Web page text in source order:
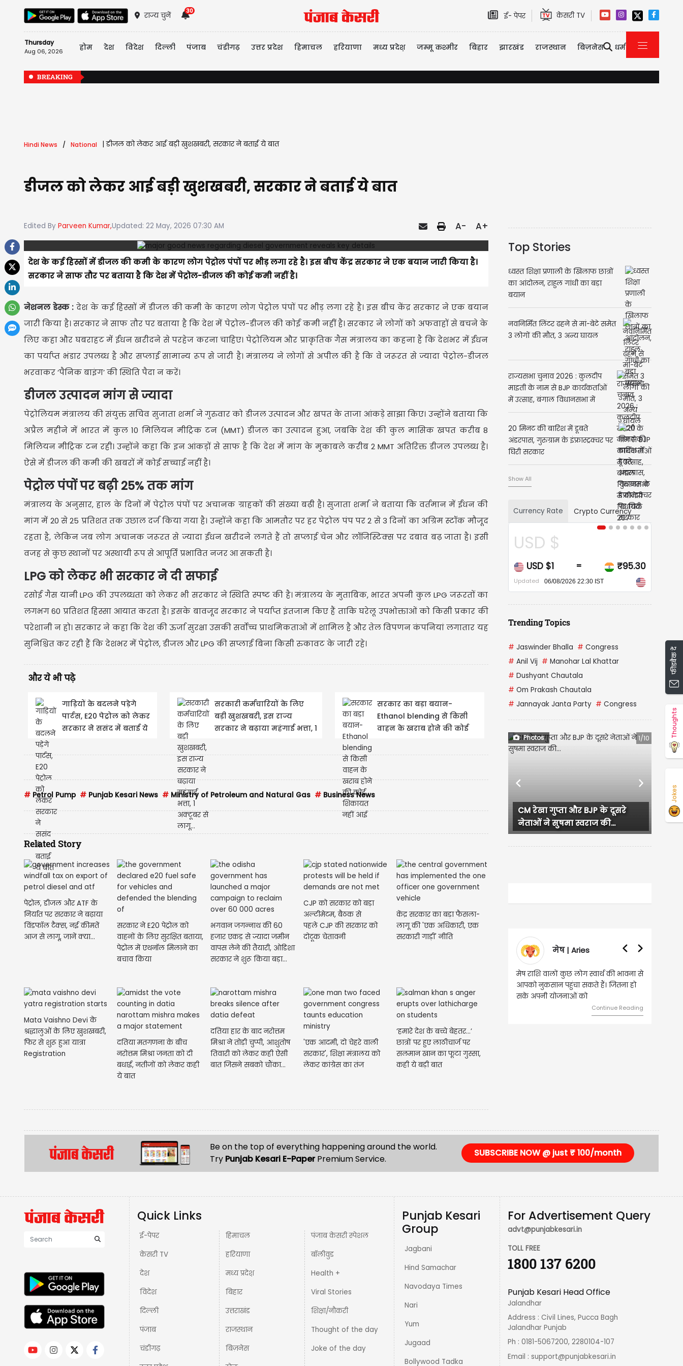
राज्य चुनें
30
ई- पेपर केसरी TV
Thursday
Aug 06, 2026 होम देश विदेश दिल्ली पंजाब चंडीगढ़ उत्तर प्रदेश हिमाचल हरियाणा मध्य प्रदेश़ जम्मू कश्मीर बिहार झारखंड राजस्थान बिज़नेस धर्म
BREAKING
Hindi News National |डीजल को लेकर आई बड़ी खुशखबरी, सरकार ने बताई ये बात
डीजल को लेकर आई बड़ी खुशखबरी, सरकार ने बताई ये बात
Edited By Parveen Kumar,Updated: 22 May, 2026 07:30 AM A- A+
देश के कई हिस्सों में डीजल की कमी के कारण लोग पेट्रोल पंपों पर भीड़ लगा रहे है। इस बीच केंद्र सरकार ने एक बयान जारी किया है।
सरकार ने साफ तौर पर बताया है कि देश में पेट्रोल-डीजल की कोई कमी नहीं है।
नेशनल डेस्क : देश के कई हिस्सों में डीजल की कमी के कारण लोग पेट्रोल पंपों पर भीड़ लगा रहे है। इस बीच केंद्र सरकार ने एक बयान
जारी किया है। सरकार ने साफ तौर पर बताया है कि देश में पेट्रोल-डीजल की कोई कमी नहीं है। सरकार ने लोगों को अफवाहों से बचने के
लिए कहा और घबराहट में ईंधन खरीदने से परहेज करना चाहिए। पेट्रोलियम और प्राकृतिक गैस मंत्रालय का कहना है कि देशभर में ईंधन
का पर्याप्त भंडार उपलब्ध है और सप्लाई सामान्य रूप से जारी है। मंत्रालय ने लोगों से अपील की है कि वे जरूरत से ज्यादा पेट्रोल-डीजल
भरवाकर ‘पैनिक बाइंग’ की स्थिति पैदा न करें।
डीजल उत्पादन मांग से ज्यादा
पेट्रोलियम मंत्रालय की संयुक्त सचिव सुजाता शर्मा ने गुरुवार को डीजल उत्पादन और खपत के ताजा आंकड़े साझा किए। उन्होंने बताया कि
अप्रैल महीने में भारत में कुल 10 मिलियन मीट्रिक टन (MMT) डीजल का उत्पादन हुआ, जबकि देश की कुल मासिक खपत करीब 8
मिलियन मीट्रिक टन रही। उन्होंने कहा कि इन आंकड़ों से साफ है कि देश में मांग के मुकाबले करीब 2 MMT अतिरिक्त डीजल उपलब्ध है।
ऐसे में डीजल की कमी की खबरों में कोई सच्चाई नहीं है।
पेट्रोल पंपों पर बढ़ी 25% तक मांग
मंत्रालय के अनुसार, हाल के दिनों में पेट्रोल पंपों पर अचानक ग्राहकों की संख्या बढ़ी है। सुजाता शर्मा ने बताया कि वर्तमान में ईंधन की
मांग में 20 से 25 प्रतिशत तक उछाल दर्ज किया गया है। उन्होंने कहा कि आमतौर पर हर पेट्रोल पंप पर 2 से 3 दिनों का अग्रिम स्टॉक मौजूद
रहता है, लेकिन जब लोग अचानक जरूरत से ज्यादा ईंधन खरीदने लगते हैं तो सप्लाई चेन और लॉजिस्टिक्स पर दबाव बढ़ जाता है। इसी
वजह से कुछ स्थानों पर अस्थायी रूप से आपूर्ति प्रभावित नजर आ सकती है।
LPG को लेकर भी सरकार ने दी सफाई
रसोई गैस यानी LPG की उपलब्धता को लेकर भी सरकार ने स्थिति स्पष्ट की है। मंत्रालय के मुताबिक, भारत अपनी कुल LPG जरूरतों का
लगभग 60 प्रतिशत हिस्सा आयात करता है। इसके बावजूद सरकार ने पर्याप्त इंतजाम किए हैं ताकि घरेलू उपभोक्ताओं को किसी प्रकार की
परेशानी न हो। सरकार ने कहा कि देश की ऊर्जा सुरक्षा उसकी सर्वोच्च प्राथमिकताओं में शामिल है और तेल विपणन कंपनियां लगातार यह
सुनिश्चित कर रही हैं कि देशभर में पेट्रोल, डीजल और LPG की सप्लाई बिना किसी रुकावट के जारी रहे।
और ये भी पढ़े
गाड़ियों के बदलने पड़ेगे
पार्टस, E20 पेट्रोल को लेकर
सरकार ने ससंद में बताई ये
सरकारी कर्मचारियों के लिए
बड़ी खुशखबरी, इस राज्य
सरकार ने बढ़ाया महंगाई भत्ता, 1
सरकार का बड़ा बयान-
Ethanol blending से किसी
वाहन के खराब होने की कोई
# Petrol Pump # Punjab Kesari News # Ministry of Petroleum and Natural Gas # Business News
Related Story
पेट्रोल, डीजल और ATF के
निर्यात पर सरकार ने बढ़ाया
विंडफॉल टैक्स, नई कीमतें
आज से लागू, जानें क्या...
सरकार ने E20 पेट्रोल को
वाहनों के लिए सुरक्षित बताया,
पेट्रोल में एथनॉल मिलाने का
बचाव किया
भगवान जगन्नाथ की 60
हजार एकड़ से ज्यादा जमीन
वापस लेने की तैयारी, ओडिशा
सरकार ने शुरू किया बड़ा...
CJP को सरकार को बड़ा
अल्टीमेटम, बैठक से
पहले CJP की सरकार को
दोटूक चेतावनी
केंद्र सरकार का बड़ा फैसला-
लागू की 'एक अधिकारी, एक
सरकारी गाड़ी' नीति
Mata Vaishno Devi के
श्रद्धालुओं के लिए खुशखबरी,
फिर से शुरू हुआ यात्रा
Registration
दतिया मतगणना के बीच
नरोत्तम मिश्रा जनता को दी
बधाई, नतीजों को लेकर कही
ये बात
दतिया हार के बाद नरोत्तम
मिश्रा ने तोड़ी चुप्पी, आशुतोष
तिवारी को लेकर कही ऐसी
बात जिसने सबको चौंका...
'एक आदमी, दो चेहरे वाली
सरकार', शिक्षा मंत्रालय को
लेकर कांग्रेस का तंज
‘हमारे देश के बच्चे बेहतर…’
छात्रों पर हुए लाठीचार्ज पर
सलमान खान का फूटा गुस्सा,
कही ये बड़ी बात
Top Stories
ध्वस्त शिक्षा प्रणाली के खिलाफ छात्रों
का आंदोलन, राहुल गांधी का बड़ा
बयान
नवनिर्मित लिंटर ढहने से मां-बेटे समेत
3 लोगों की मौत, 3 अन्य घायल
राज्यसभा चुनाव 2026 : कुलदीप
माइती के नाम से BJP कार्यकर्ताओं
में उत्साह, बंगाल विधानसभा में
बीजेपी विधायक 207
20 मिनट की बारिश में डूबते
अंडरपास, गुरुग्राम के इंफ्रास्ट्रक्चर पर
घिरी सरकार
Show All
Currency Rate Crypto Currency
USD $
USD $1 = ₹95.30
Updated 06/08/2026 22:30 IST
Trending Topics
# Jaswinder Bhalla # Congress
# Anil Vij # Manohar Lal Khattar
# Dushyant Chautala
# Om Prakash Chautala
# Jannayak Janta Party # Congress
Photos 1/10
CM रेखा गुप्ता और BJP के दूसरे
नेताओं ने सुषमा स्वराज की...
Previous Next
मेष | Aries
मेष राशि वालों कुछ लोग स्वार्थ की भावना से
आपको नुकसान पहुंचा सकते हैं। जितना हो
सके अपनी योजनाओं को
Continue Reading
Be on the top of everything happening around the world.
Try Punjab Kesari E-PaperPremium Service.
SUBSCRIBE NOW @ just ₹ 100/month
Quick Links
ई-पेपर
केसरी TV
देश
विदेश
दिल्ली
पंजाब
चंडीगढ़
हिमाचल
हरियाणा
मध्य प्रदेश़
बिहार
उत्तराखंड
राजस्थान
बिज़नेस
पंजाब केसरी स्पेशल
बॉलीवुड
Health +
Viral Stories
शिक्षा/नौकरी
Thought of the day
Joke of the day
Punjab Kesari
Group
Jagbani
Hind Samachar
Navodaya Times
Nari
Yum
Jugaad
Bollywood Tadka
For Advertisement Query
advt@punjabkesari.in
TOLL FREE
1800 137 6200
Punjab Kesari Head Office
Jalandhar
Address : Civil Lines, Pucca Bagh
Jalandhar Punjab
Ph : 0181-5067200, 2280104-107
Email :support@punjabkesari.in
फीडबैक दें
Thoughts
Jokes